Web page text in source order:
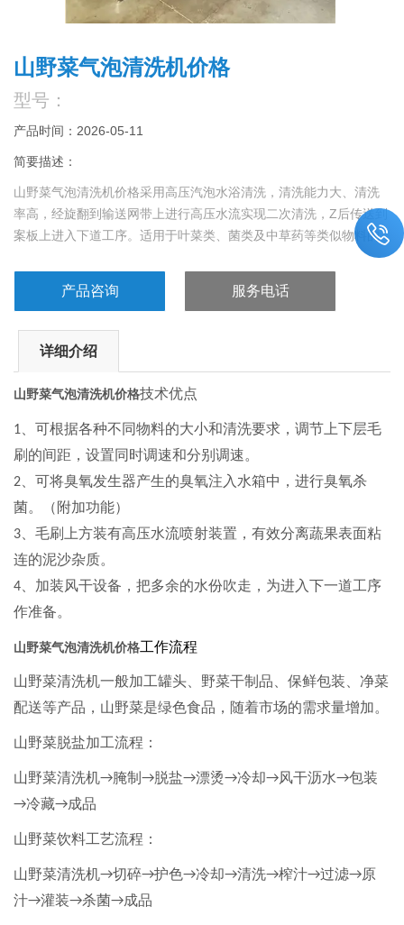
山野菜气泡清洗机价格
型号：
产品时间：2026-05-11
简要描述：
山野菜气泡清洗机价格采用高压汽泡水浴清洗，清洗能力大、清洗
率高，经旋翻到输送网带上进行高压水流实现二次清洗，Z后传送到
案板上进入下道工序。适用于叶菜类、菌类及中草药等类似物料的
产品咨询 服务电话
详细介绍
山野菜气泡清洗机价格技术优点
1 、可根据各种不同物料的大小和清洗要求，调节上下层毛
刷的间距，设置同时调速和分别调速。
2 、可将臭氧发生器产生的臭氧注入水箱中，进行臭氧杀
菌。（附加功能）
3 、毛刷上方装有高压水流喷射装置，有效分离蔬果表面粘
连的泥沙杂质。
4 、加装风干设备，把多余的水份吹走，为进入下一道工序
作准备。
山野菜气泡清洗机价格工作流程
山野菜清洗机一般加工罐头、野菜干制品、保鲜包装、净菜
配送等产品，山野菜是绿色食品，随着市场的需求量增加。
山野菜脱盐加工流程：
山野菜清洗机→腌制→脱盐→漂烫→冷却→风干沥水→包装
→冷藏→成品
山野菜饮料工艺流程：
山野菜清洗机→切碎→护色→冷却→清洗→榨汁→过滤→原
汁→灌装→杀菌→成品